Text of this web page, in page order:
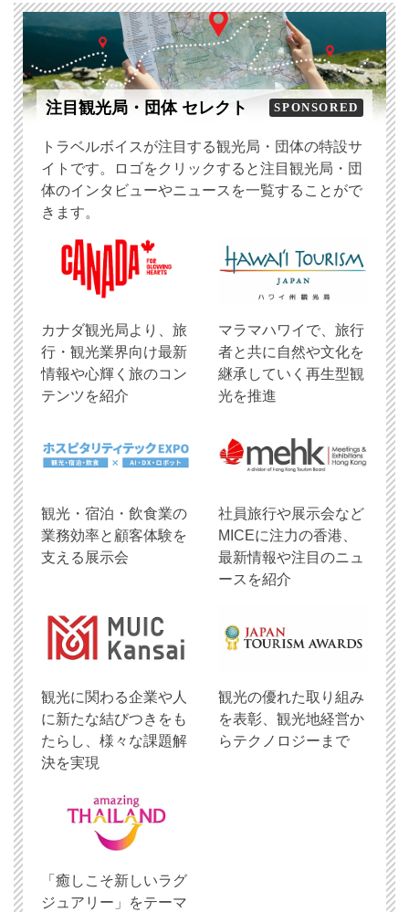
注目観光局・団体 セレクト SPONSORED
トラベルボイスが注目する観光局・団体の特設サ
イトです。ロゴをクリックすると注目観光局・団
体のインタビューやニュースを一覧することがで
きます。
​カナダ観光局より、旅
行・観光業界向け最新
情報や心輝く旅のコン
テンツを紹介
マラマハワイで、旅行
者と共に自然や文化を
継承していく再生型観
光を推進
観光・宿泊・飲食業の
業務効率と顧客体験を
支える展示会
社員旅行や展示会など
MICEに注力の香港、
最新情報や注目のニュ
ースを紹介
観光に関わる企業や人
に新たな結びつきをも
たらし、様々な課題解
決を実現
観光の優れた取り組み
を表彰、観光地経営か
らテクノロジーまで
「癒しこそ新しいラグ
ジュアリー」をテーマ